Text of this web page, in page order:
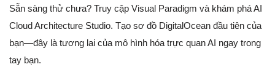
Sẵn sàng thử chưa? Truy cập Visual Paradigm và khám phá AI
Cloud Architecture Studio. Tạo sơ đồ DigitalOcean đầu tiên của
bạn—đây là tương lai của mô hình hóa trực quan AI ngay trong
tay bạn.